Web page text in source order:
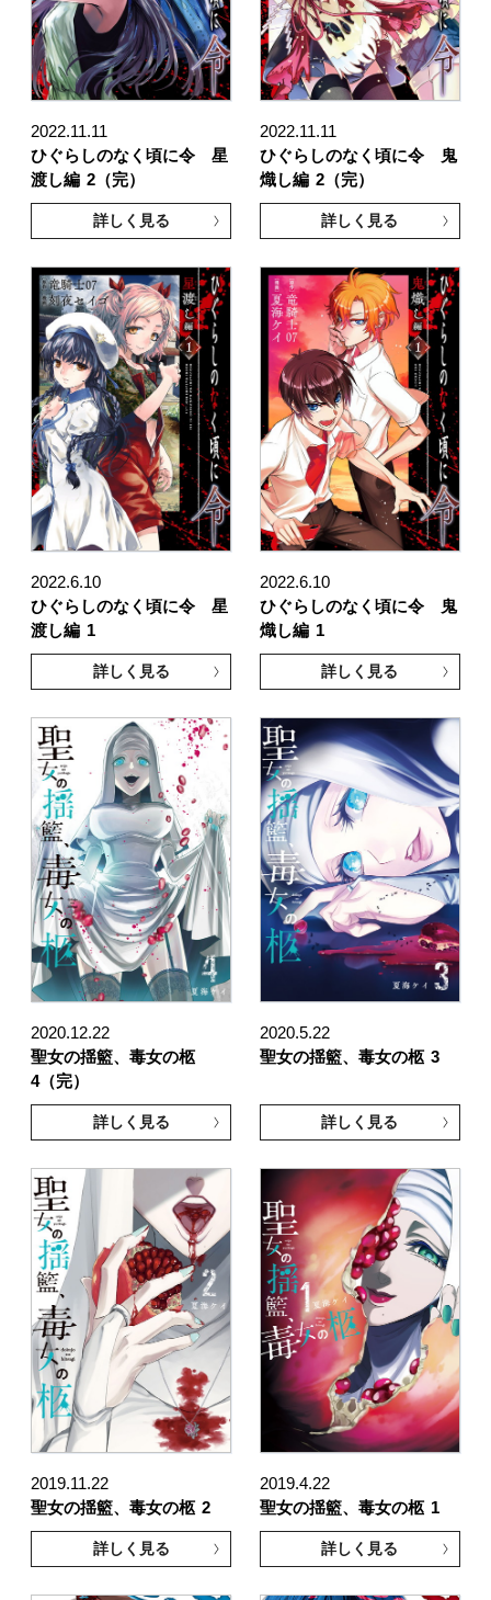
2022.11.11
ひぐらしのなく頃に令 星
渡し編 2（完）
詳しく見る
2022.11.11
ひぐらしのなく頃に令 鬼
熾し編 2（完）
詳しく見る
2022.6.10
ひぐらしのなく頃に令 星
渡し編 1
詳しく見る
2022.6.10
ひぐらしのなく頃に令 鬼
熾し編 1
詳しく見る
2020.12.22
聖女の揺籃、毒女の柩
4（完）
詳しく見る
2020.5.22
聖女の揺籃、毒女の柩 3
詳しく見る
2019.11.22
聖女の揺籃、毒女の柩 2
詳しく見る
2019.4.22
聖女の揺籃、毒女の柩 1
詳しく見る